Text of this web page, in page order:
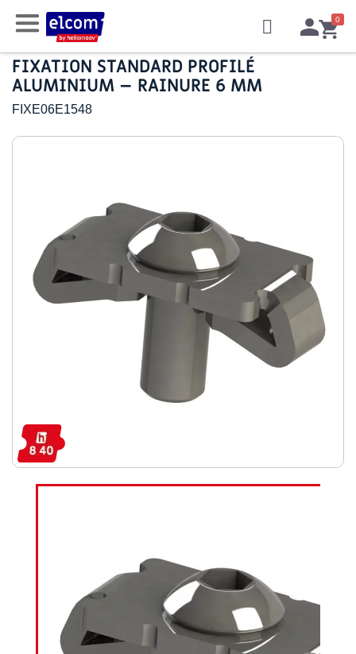
FIXATION STANDARD PROFILÉ
ALUMINIUM – RAINURE 6 MM
FIXE06E1548